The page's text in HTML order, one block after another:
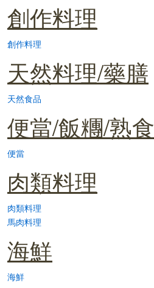
創作料理
創作料理
天然料理/藥膳
天然食品
便當/飯糰/熟食
便當
肉類料理
肉類料理
馬肉料理
海鮮
海鮮